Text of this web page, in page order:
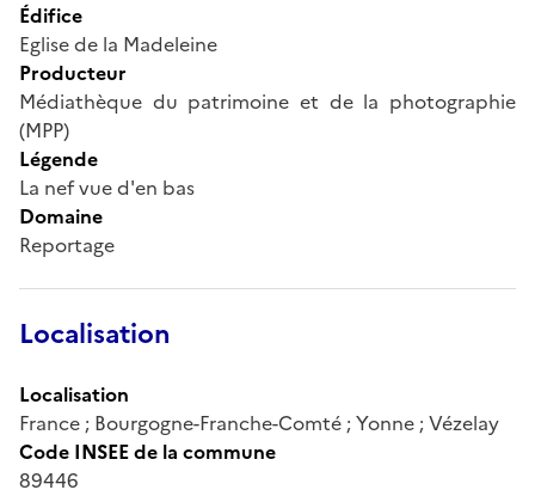
Édifice
Eglise de la Madeleine
Producteur
Médiathèque du patrimoine et de la photographie
(MPP)
Légende
La nef vue d'en bas
Domaine
Reportage
Localisation
Localisation
France ; Bourgogne-Franche-Comté ; Yonne ; Vézelay
Code INSEE de la commune
89446